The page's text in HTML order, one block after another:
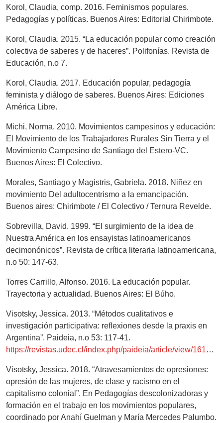
Korol, Claudia, comp. 2016. Feminismos populares.
Pedagogías y políticas. Buenos Aires: Editorial Chirimbote.
Korol, Claudia. 2015. “La educación popular como creación
colectiva de saberes y de haceres”. Polifonías. Revista de
Educación, n.o 7.
Korol, Claudia. 2017. Educación popular, pedagogía
feminista y diálogo de saberes. Buenos Aires: Ediciones
América Libre.
Michi, Norma. 2010. Movimientos campesinos y educación:
El Movimiento de los Trabajadores Rurales Sin Tierra y el
Movimiento Campesino de Santiago del Estero-VC.
Buenos Aires: El Colectivo.
Morales, Santiago y Magistris, Gabriela. 2018. Niñez en
movimiento Del adultocentrismo a la emancipación.
Buenos aires: Chirimbote / El Colectivo / Ternura Revelde.
Sobrevilla, David. 1999. “El surgimiento de la idea de
Nuestra América en los ensayistas latinoamericanos
decimonónicos”. Revista de crítica literaria latinoamericana,
n.o 50: 147-63.
Torres Carrillo, Alfonso. 2016. La educación popular.
Trayectoria y actualidad. Buenos Aires: El Búho.
Visotsky, Jessica. 2013. “Métodos cualitativos e
investigación participativa: reflexiones desde la praxis en
Argentina”. Paideia, n.o 53: 117-41.
https://revistas.udec.cl/index.php/paideia/article/view/1618/2163
Visotsky, Jessica. 2018. “Atravesamientos de opresiones:
opresión de las mujeres, de clase y racismo en el
capitalismo colonial”. En Pedagogías descolonizadoras y
formación en el trabajo en los movimientos populares,
coordinado por Anahí Guelman y María Mercedes Palumbo.